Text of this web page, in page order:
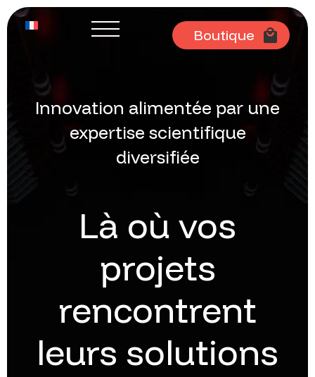
Boutique
Innovation alimentée par une
expertise scientifique
diversifiée
Là où vos
projets
rencontrent
leurs solutions